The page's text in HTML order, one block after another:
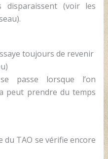
disparaissent (voir les
toujours de revenir
passe lorsque l’on
peut prendre du temps
TAO se vérifie encore